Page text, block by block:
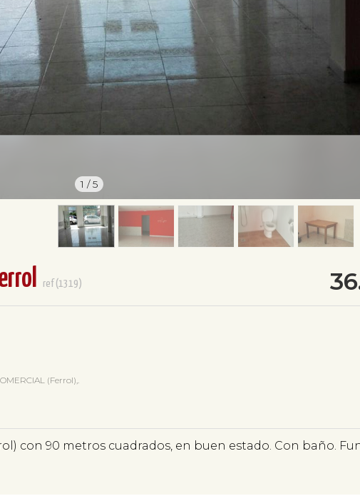
1 /5
ref(1319)
(Ferrol),.
con 90 metros cuadrados, en buen estado. Con baño.